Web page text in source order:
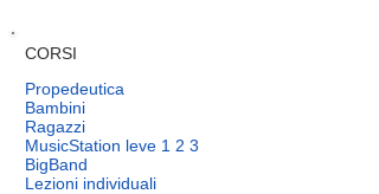
CORSI
Propedeutica
Bambini
Ragazzi
MusicStation leve 1 2 3
BigBand
Lezioni individuali